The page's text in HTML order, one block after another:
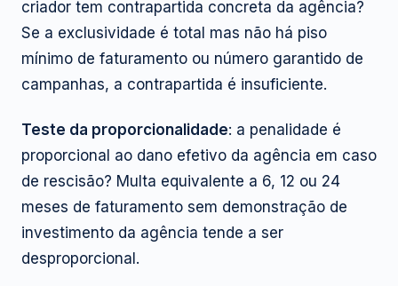
criador tem contrapartida concreta da agência?
Se a exclusividade é total mas não há piso
mínimo de faturamento ou número garantido de
campanhas, a contrapartida é insuficiente.
Teste da proporcionalidade: a penalidade é
proporcional ao dano efetivo da agência em caso
de rescisão? Multa equivalente a 6, 12 ou 24
meses de faturamento sem demonstração de
investimento da agência tende a ser
desproporcional.